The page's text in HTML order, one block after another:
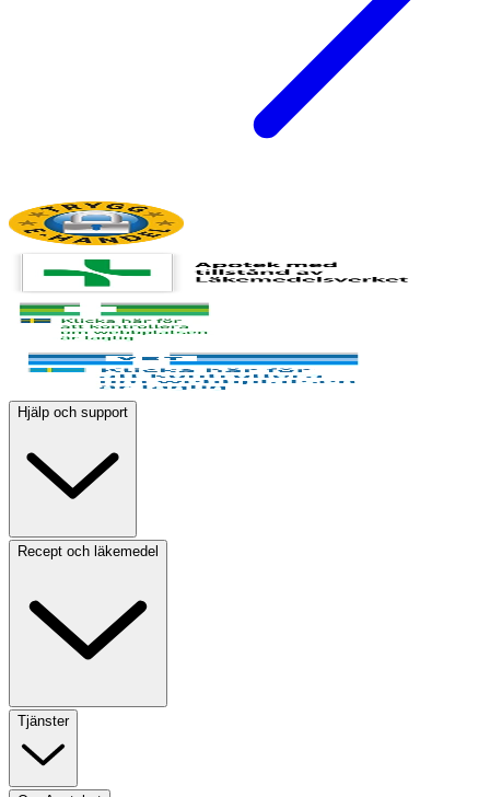
Hjälp och support
Recept och läkemedel
Tjänster